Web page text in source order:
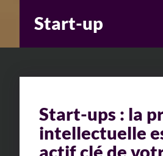
Start-up
Start-ups : la
intellectuelle
actif clé de